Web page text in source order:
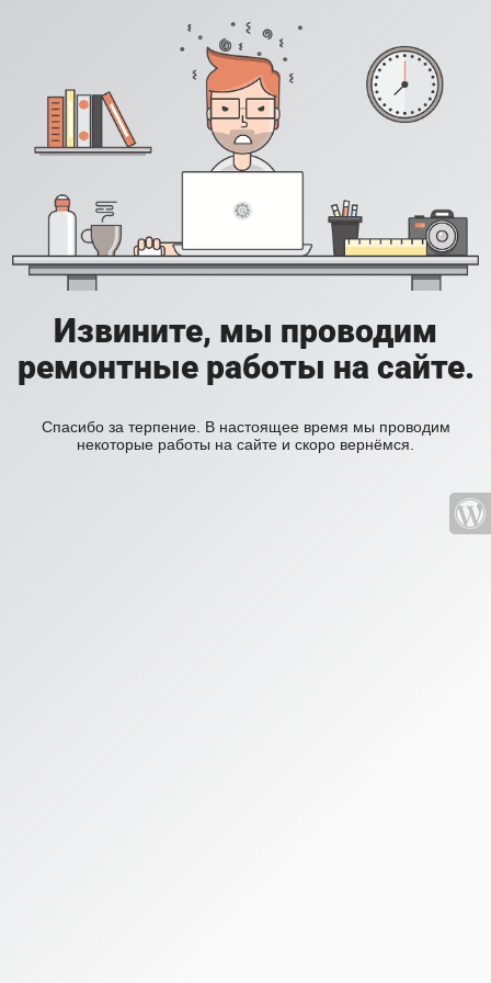
Извините, мы проводим
ремонтные работы на сайте.
Спасибо за терпение. В настоящее время мы проводим
некоторые работы на сайте и скоро вернёмся.